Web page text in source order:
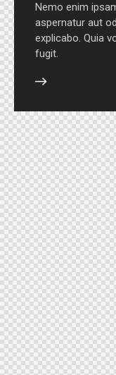
Nemo enim
aspernatur aut
explicabo. Quia
fugit.